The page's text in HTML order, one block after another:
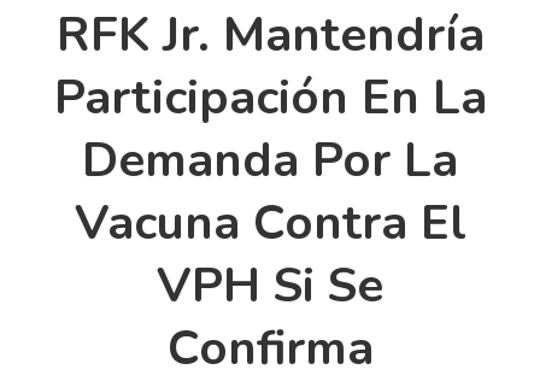
RFK Jr. Mantendría
Participación En La
Demanda Por La
Vacuna Contra El
VPH Si Se
Confirma